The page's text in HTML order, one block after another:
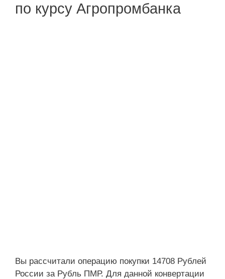
по курсу Агропромбанка
Вы рассчитали операцию покупки 14708 Рублей
России за Рубль ПМР. Для данной конвертации